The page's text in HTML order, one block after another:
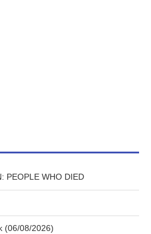
PEOPLE WHO DIED
(06/08/2026)